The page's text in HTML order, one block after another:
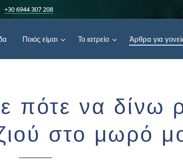
+30 6944 307 208
Ποιός είμαι Το ιατρείο Άρθρα για
πότε να δίνω
στο μωρό